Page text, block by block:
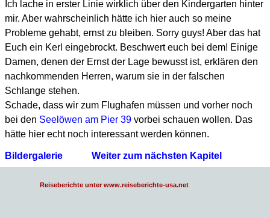
Ich lache in erster Linie wirklich über den Kindergarten hinter
mir. Aber wahrscheinlich hätte ich hier auch so meine
Probleme gehabt, ernst zu bleiben. Sorry guys! Aber das hat
Euch ein Kerl eingebrockt. Beschwert euch bei dem! Einige
Damen, denen der Ernst der Lage bewusst ist, erklären den
nachkommenden Herren, warum sie in der falschen
Schlange stehen.
Schade, dass wir zum Flughafen müssen und vorher noch
bei den Seelöwen am Pier 39 vorbei schauen wollen. Das
hätte hier echt noch interessant werden können.
Bildergalerie Weiter zum nächsten Kapitel
Reiseberichte unter www.reiseberichte-usa.net